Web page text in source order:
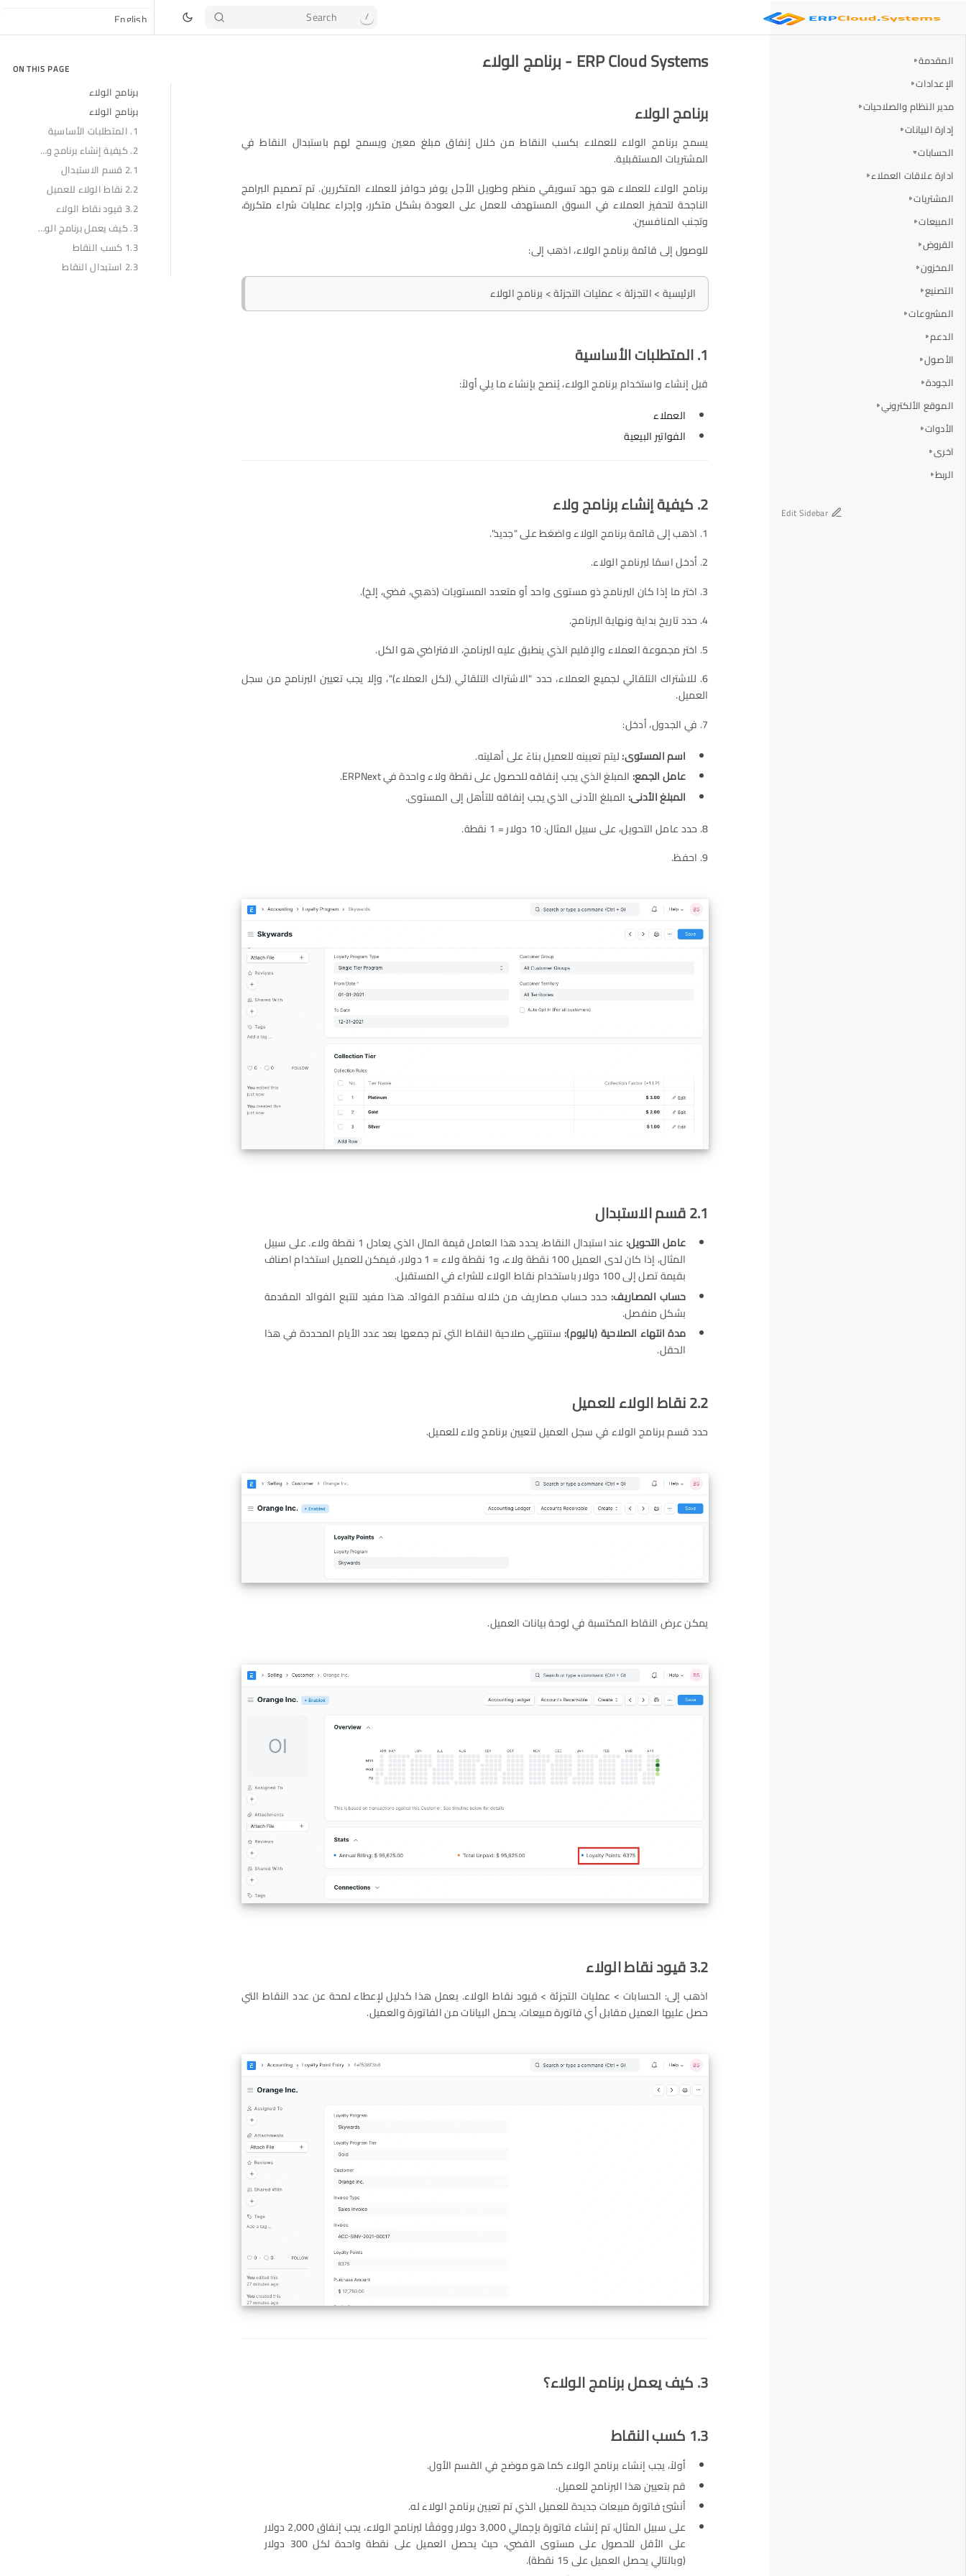
Search /
المقدمة
الإعدادات
مدير النظام والصلاحيات
إدارة البيانات
الحسابات
ادارة علاقات العملاء
المشتريات
المبيعات
القروض
المخزون
التصنيع
المشروعات
الدعم
الأصول
الجودة
الموقع الألكتروني
الأدوات
اخرى
الربط
Edit Sidebar
ERP Cloud Systems - برنامج الولاء
برنامج الولاء
يسمح برنامج الولاء للعملاء بكسب النقاط من خلال إنفاق مبلغ معين ويسمح لهم باستبدال النقاط في
المشتريات المستقبلية.
برنامج الولاء للعملاء هو جهد تسويقي منظم وطويل الأجل يوفر حوافز للعملاء المتكررين. تم تصميم البرامج
الناجحة لتحفيز العملاء في السوق المستهدف للعمل على العودة بشكل متكرر، وإجراء عمليات شراء متكررة،
وتجنب المنافسين.
للوصول إلى قائمة برنامج الولاء، اذهب إلى:
الرئيسية > التجزئة > عمليات التجزئة > برنامج الولاء
1. المتطلبات الأساسية
قبل إنشاء واستخدام برنامج الولاء، يُنصح بإنشاء ما يلي أولاً:
العملاء
الفواتير البيعية
2. كيفية إنشاء برنامج ولاء
1. اذهب إلى قائمة برنامج الولاء واضغط على "جديد".
2. أدخل اسمًا لبرنامج الولاء.
3. اختر ما إذا كان البرنامج ذو مستوى واحد أو متعدد المستويات (ذهبي، فضي، إلخ).
4. حدد تاريخ بداية ونهاية البرنامج.
5. اختر مجموعة العملاء والإقليم الذي ينطبق عليه البرنامج، الافتراضي هو الكل.
6. للاشتراك التلقائي لجميع العملاء، حدد "الاشتراك التلقائي (لكل العملاء)"، وإلا يجب تعيين البرنامج من سجل
العميل.
7. في الجدول، أدخل:
اسم المستوى:ليتم تعيينه للعميل بناءً على أهليته.
عامل الجمع: المبلغ الذي يجب إنفاقه للحصول على نقطة ولاء واحدة في ERPNext.
المبلغ الأدنى: المبلغ الأدنى الذي يجب إنفاقه للتأهل إلى المستوى.
8. حدد عامل التحويل، على سبيل المثال: 10 دولار = 1 نقطة.
9. احفظ.
2.1 قسم الاستبدال
عامل التحويل:
عند استبدال النقاط، يحدد هذا العامل قيمة المال الذي يعادل 1 نقطة ولاء. على سبيل
المثال، إذا كان لدى العميل 100 نقطة ولاء، و1 نقطة ولاء = 1 دولار، فيمكن للعميل استخدام اصناف
بقيمة تصل إلى 100 دولار باستخدام نقاط الولاء للشراء في المستقبل.
حساب المصاريف: حدد حساب مصاريف من خلاله ستقدم الفوائد. هذا مفيد لتتبع الفوائد المقدمة
بشكل منفصل.
مدة انتهاء الصلاحية (باليوم): ستنتهي صلاحية النقاط التي تم جمعها بعد عدد الأيام المحددة في هذا
الحقل.
2.2 نقاط الولاء للعميل
حدد قسم برنامج الولاء في سجل العميل لتعيين برنامج ولاء للعميل.
يمكن عرض النقاط المكتسبة في لوحة بيانات العميل.
3.2 قيود نقاط الولاء
اذهب إلى: الحسابات > عمليات التجزئة > قيود نقاط الولاء. يعمل هذا كدليل لإعطاء لمحة عن عدد النقاط التي
حصل عليها العميل مقابل أي فاتورة مبيعات. يحمل البيانات من الفاتورة والعميل.
3. كيف يعمل برنامج الولاء؟
1.3 كسب النقاط
أولاً، يجب إنشاء برنامج الولاء كما هو موضح في القسم الأول.
قم بتعيين هذا البرنامج للعميل.
أنشئ فاتورة مبيعات جديدة للعميل الذي تم تعيين برنامج الولاء له.
على سبيل المثال، تم إنشاء فاتورة بإجمالي 3,000 دولار ووفقًا لبرنامج الولاء، يجب إنفاق 2,000 دولار
على الأقل للحصول على مستوى الفضي، حيث يحصل العميل على نقطة واحدة لكل 300 دولار
(وبالتالي يحصل العميل على 15 نقطة).
ON THIS PAGE
برنامج الولاء
برنامج الولاء
1. المتطلبات الأساسية
2. كيفية إنشاء برنامج ولاء
2.1 قسم الاستبدال
2.2 نقاط الولاء للعميل
3.2 قيود نقاط الولاء
3. كيف يعمل برنامج الولاء؟
1.3 كسب النقاط
2.3 استبدال النقاط